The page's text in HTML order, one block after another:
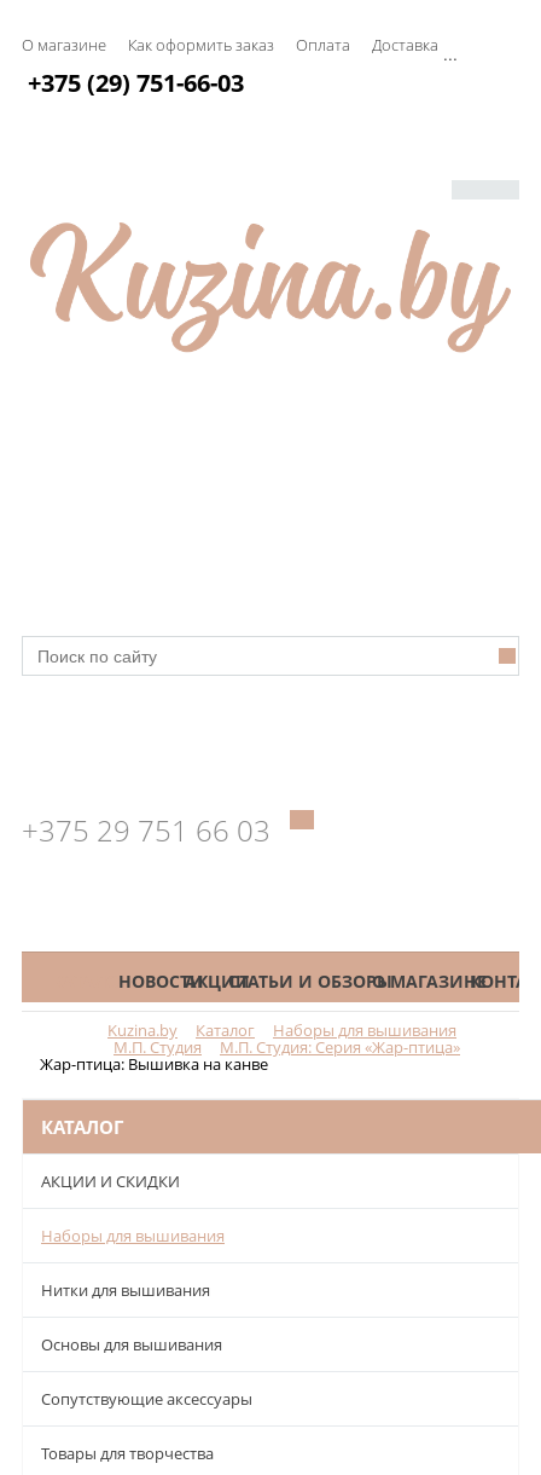
О магазине Как оформить заказ Оплата Доставка ...
+375 (29) 751-66-03
+375 29 751 66 03
КАТАЛОГНОВОСТИАКЦИИСТАТЬИ И ОБЗОРЫО МАГАЗИНЕ
Kuzina.by Каталог Наборы для вышивания
М.П. Студия М.П. Студия: Серия «Жар-птица»
Жар-птица: Вышивка на канве
КАТАЛОГ
АКЦИИ И СКИДКИ
Наборы для вышивания
Нитки для вышивания
Основы для вышивания
Сопутствующие аксессуары
Товары для творчества